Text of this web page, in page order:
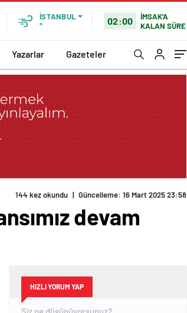
İSTANBUL
°
02:00
İMSAK'A
KALAN SÜRE
Yazarlar Gazeteler
144 kez okundu | Güncelleme: 16 Mart 2025 23:58
devam
HIZLI YORUM YAP